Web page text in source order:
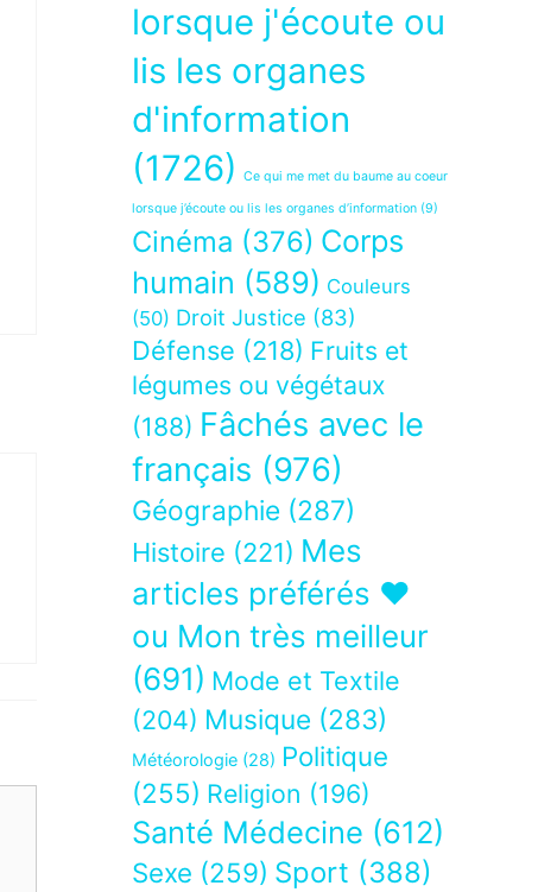
lorsque j'écoute ou
lis les organes
d'information
(1726)
Ce qui me met du baume au coeur
lorsque j’écoute ou lis les organes d’information (9)
Cinéma (376) Corps
humain (589) Couleurs
(50) Droit Justice (83)
Défense (218) Fruits et
légumes ou végétaux
(188) Fâchés avec le
français (976)
Géographie (287)
Histoire (221) Mes
articles préférés ❤
ou Mon très meilleur
(691) Mode et Textile
(204) Musique (283)
Météorologie (28) Politique
(255) Religion (196)
Santé Médecine (612)
Sexe (259) Sport (388)